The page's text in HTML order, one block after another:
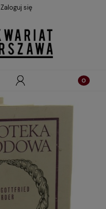
Zaloguj się